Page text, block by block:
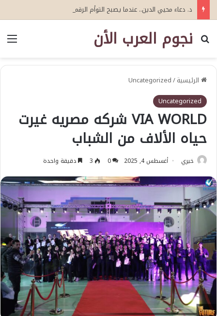
نجوم العرب الأن
بحث عن
الرئيسية/
Uncategorized
Uncategorized
VIA WORLD شركه مصريه غيرت
حياه الألاف من الشباب
خيري أغسطس 4, 2025 0
3 دقيقة واحدة